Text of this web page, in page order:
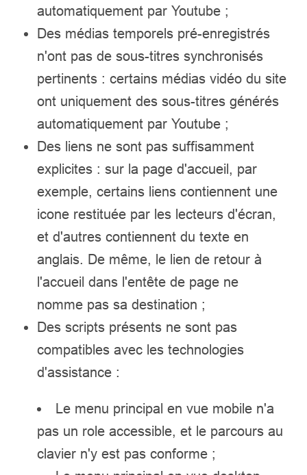
automatiquement par Youtube ;
Des médias temporels pré-enregistrés
n'ont pas de sous-titres synchronisés
pertinents : certains médias vidéo du site
ont uniquement des sous-titres générés
automatiquement par Youtube ;
Des liens ne sont pas suffisamment
explicites : sur la page d'accueil, par
exemple, certains liens contiennent une
icone restituée par les lecteurs d'écran,
et d'autres contiennent du texte en
anglais. De même, le lien de retour à
l'accueil dans l'entête de page ne
nomme pas sa destination ;
Des scripts présents ne sont pas
compatibles avec les technologies
d'assistance :
Le menu principal en vue mobile n'a
pas un role accessible, et le parcours au
clavier n'y est pas conforme ;